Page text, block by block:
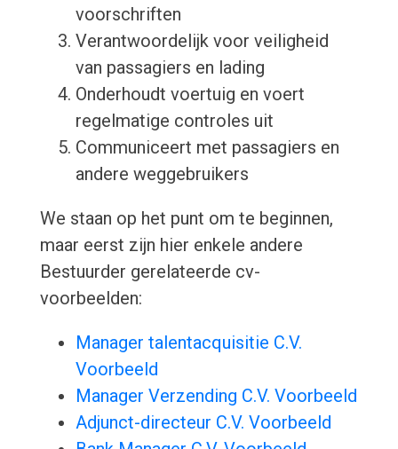
voorschriften
Verantwoordelijk voor veiligheid
van passagiers en lading
Onderhoudt voertuig en voert
regelmatige controles uit
Communiceert met passagiers en
andere weggebruikers
We staan op het punt om te beginnen,
maar eerst zijn hier enkele andere
Bestuurder gerelateerde cv-
voorbeelden:
Manager talentacquisitie C.V.
Voorbeeld
Manager Verzending C.V. Voorbeeld
Adjunct-directeur C.V. Voorbeeld